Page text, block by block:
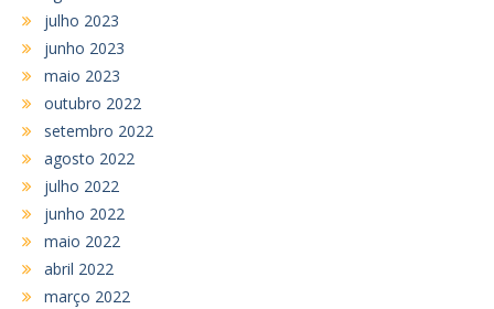
julho 2023
junho 2023
maio 2023
outubro 2022
setembro 2022
agosto 2022
julho 2022
junho 2022
maio 2022
abril 2022
março 2022